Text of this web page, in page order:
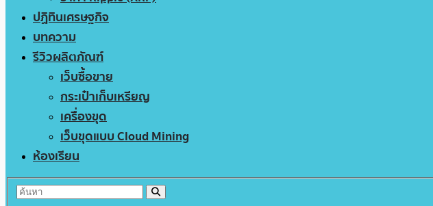
ปฏิทินเศรษฐกิจ
บทความ
รีวิวผลิตภัณฑ์
เว็บซื้อขาย
กระเป๋าเก็บเหรียญ
เครื่องขุด
เว็บขุดแบบ Cloud Mining
ห้องเรียน